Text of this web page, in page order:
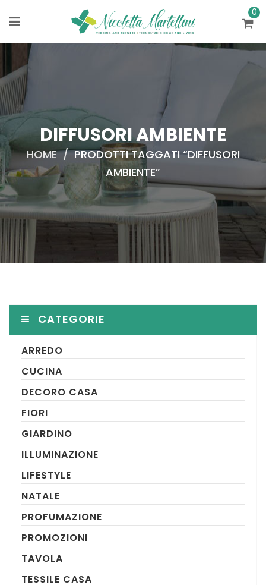
0
DIFFUSORI AMBIENTE
HOME / PRODOTTI TAGGATI “DIFFUSORI
AMBIENTE”
CATEGORIE
ARREDO
CUCINA
DECORO CASA
FIORI
GIARDINO
ILLUMINAZIONE
LIFESTYLE
NATALE
PROFUMAZIONE
PROMOZIONI
TAVOLA
TESSILE CASA